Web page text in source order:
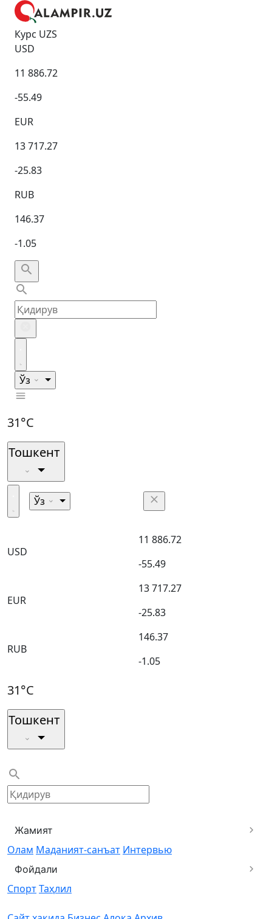
Курс UZS
USD
11 886.72
-55.49
EUR
13 717.27
-25.83
RUB
146.37
-1.05
Ўз
31°C
Тошкент
Ўз
USD
11 886.72
-55.49
EUR
13 717.27
-25.83
RUB
146.37
-1.05
31°C
Тошкент
Жамият
Олам Маданият-санъат Интервью
Фойдали
СпортТаҳлил